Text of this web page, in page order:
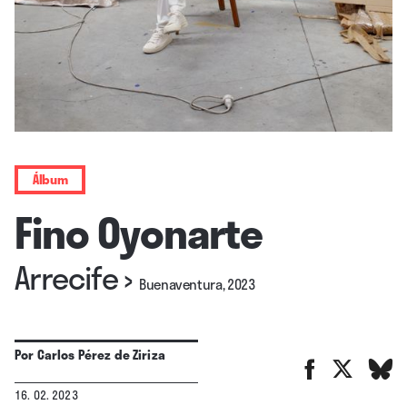
Álbum
Fino Oyonarte
Arrecife› Buenaventura, 2023
PorCarlos Pérez de Ziriza
16. 02. 2023